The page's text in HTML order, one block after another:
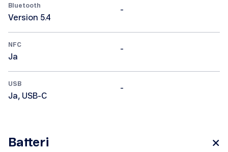
Bluetooth
Version 5.4
-
NFC
Ja
-
USB
Ja, USB-C
-
Batteri